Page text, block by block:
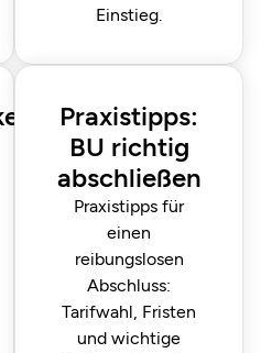
Einstieg.
Praxistipps:
BU richtig
abschließen
Praxistipps für
einen
reibungslosen
Abschluss:
Tarifwahl, Fristen
und wichtige